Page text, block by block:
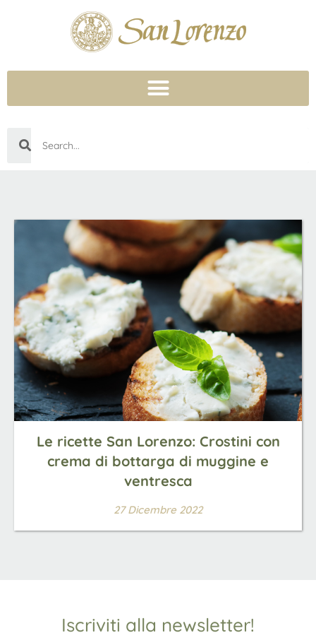
Le ricette San Lorenzo: Crostini con
crema di bottarga di muggine e
ventresca
27 Dicembre 2022
Iscriviti alla newsletter!